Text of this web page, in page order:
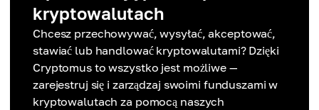
kryptowalutach
Chcesz przechowywać, wysyłać, akceptować,
stawiać lub handlować kryptowalutami? Dzięki
Cryptomus to wszystko jest możliwe —
zarejestruj się i zarządzaj swoimi funduszami w
kryptowalutach za pomocą naszych